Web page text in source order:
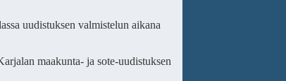
uudistuksen valmistelun aikana
maakunta- ja sote-uudistuksen